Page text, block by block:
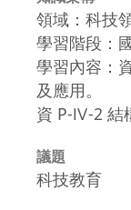
領域：科技
學習階段：
學習內容：
及應用。
資 P-Ⅳ-2 結
議題
科技教育